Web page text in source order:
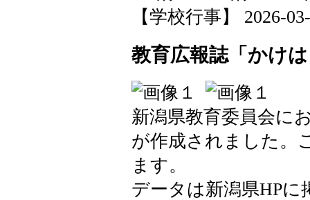
【学校行事】 2026-
教育広報誌「かけ
新潟県教育委員会に
が作成されました。
ます。
データは新潟県HP